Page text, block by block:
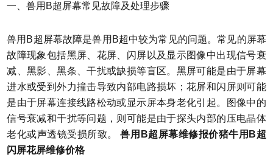
一、兽用B超屏幕常见故障及处理步骤
兽用B超屏幕故障是兽用B超中较为常见的问题。常见的屏幕
故障现象包括黑屏、花屏、闪屏以及显示图像中出现信号衰
减、黑影、黑条、干扰或缺损等盲区。黑屏可能是由于屏幕
进水或受到外力撞击导致内部电路损坏；花屏和闪屏则可能
是由于屏幕连接线路松动或显示屏本身老化引起。图像中的
信号衰减和干扰等问题，则可能是由于探头内部的压电晶体
老化或声透镜受损所致。兽用B超屏幕维修报价猪牛用B超
闪屏花屏维修价格